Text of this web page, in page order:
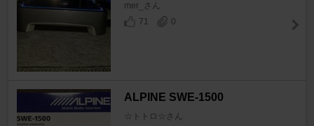
mer_さん
71
0
ALPINE SWE-1500
☆トトロ☆さん